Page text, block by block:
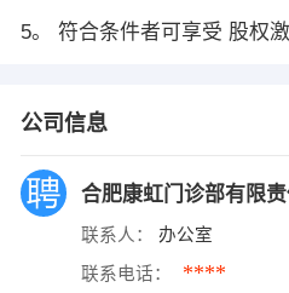
5。 符合条件者可享受 股权
公司信息
合肥康虹门诊部有限责
联系人： 办公室
联系电话： ****